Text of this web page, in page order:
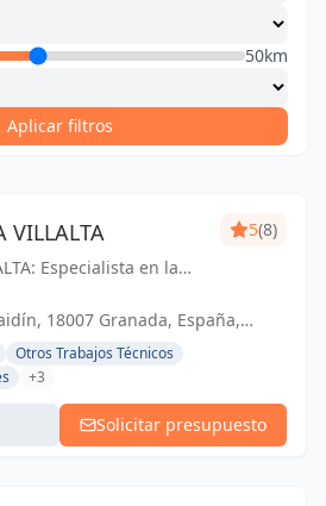
50km
Aplicar filtros
VILLALTA
Especialista en la
5(8)
18007 Granada, España,
Otros Trabajos Técnicos
+3
Solicitar presupuesto